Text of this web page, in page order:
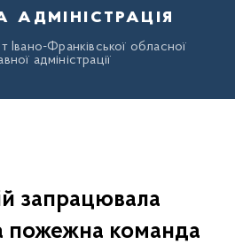
адміністрація
Івано-Франківської обласної
адміністрації
запрацювала
пожежна команда